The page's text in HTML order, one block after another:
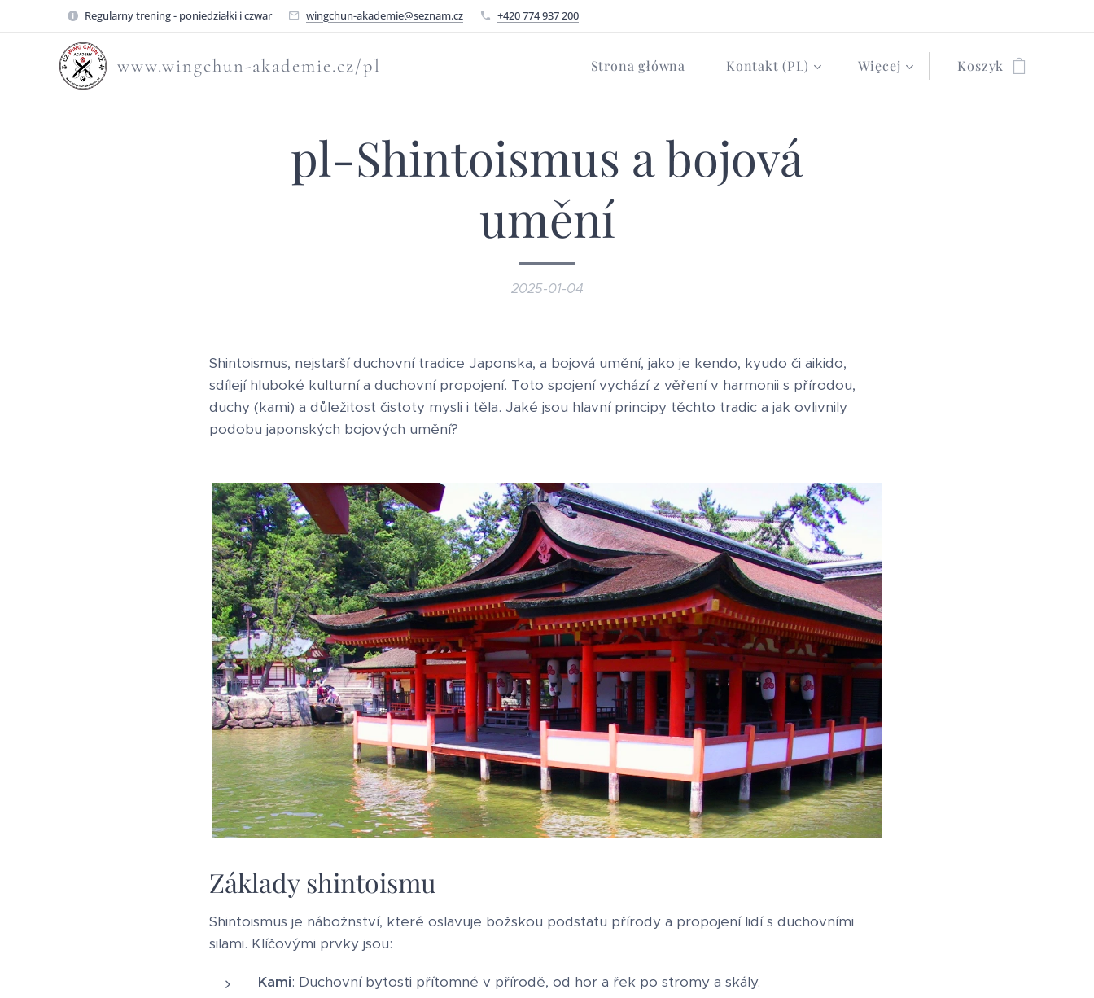
Regularny trening - poniedziałki i czwar wingchun-akademie@seznam.cz +420 774 937 200
www.wingchun-akademie.cz/pl Strona główna Kontakt (PL) Więcej Koszyk
pl-Shintoismus a bojová
umění
2025-01-04
Shintoismus, nejstarší duchovní tradice Japonska, a bojová umění, jako je kendo, kyudo či aikido,
sdílejí hluboké kulturní a duchovní propojení. Toto spojení vychází z věření v harmonii s přírodou,
duchy (kami) a důležitost čistoty mysli i těla. Jaké jsou hlavní principy těchto tradic a jak ovlivnily
podobu japonských bojových umění?
Základy shintoismu
Shintoismus je nábožnství, které oslavuje božskou podstatu přírody a propojení lidí s duchovními
silami. Klíčovými prvky jsou:
Kami: Duchovní bytosti přítomné v přírodě, od hor a řek po stromy a skály.